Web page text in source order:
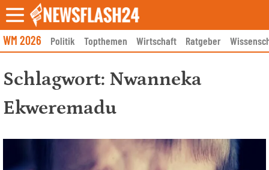
Skip
to
content
WM 2026 Politik Topthemen Wirtschaft Ratgeber
Schlagwort: Nwanneka
Ekweremadu